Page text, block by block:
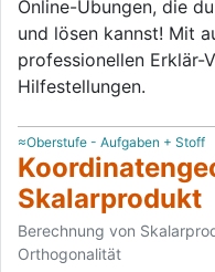
Online-Übungen, die
und lösen kannst! Mit
professionellen Erklär-
Hilfestellungen.
≈Oberstufe - Aufgaben + Stoff
Skalarprodukt
Berechnung von
Orthogonalität